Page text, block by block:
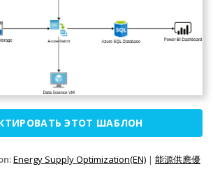
ЭТОТ ШАБЛОН
Energy Supply Optimization(EN) | 能源供應優